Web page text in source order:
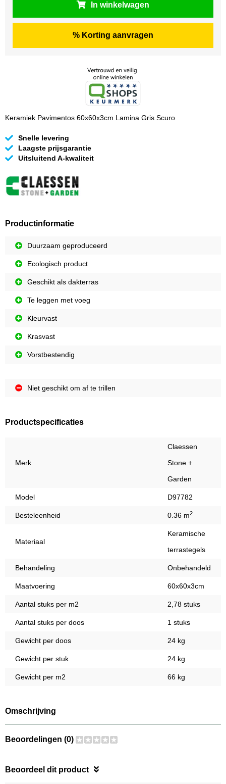
In winkelwagen
% Korting aanvragen
Keramiek Pavimentos 60x60x3cm Lamina Gris Scuro
Snelle levering
Laagste prijsgarantie
Uitsluitend A-kwaliteit
Productinformatie
Duurzaam geproduceerd
Ecologisch product
Geschikt als dakterras
Te leggen met voeg
Kleurvast
Krasvast
Vorstbestendig
Niet geschikt om af te trillen
Productspecificaties
Merk
Claessen
Stone +
Garden
Model D97782
Besteleenheid 0.36 m2
Materiaal
Keramische
terrastegels
Behandeling Onbehandeld
Maatvoering 60x60x3cm
Aantal stuks per m2 2,78 stuks
Aantal stuks per doos 1 stuks
Gewicht per doos 24 kg
Gewicht per stuk 24 kg
Gewicht per m2 66 kg
Omschrijving
Beoordelingen (0)
Beoordeel dit product